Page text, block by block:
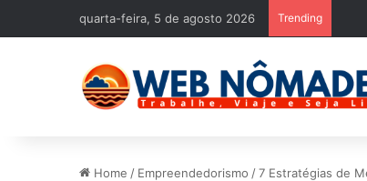
quarta-feira, 5 de agosto 2026 Trending
Home / Empreendedorismo /7 Estratégias de